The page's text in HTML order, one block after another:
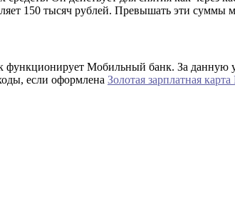
150 тысяч рублей. Превышать эти суммы
Мобильный банк. За данную
если оформлена Золотая зарплатная